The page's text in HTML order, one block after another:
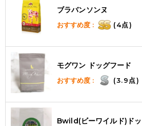
ブラバンソンヌ
おすすめ度 : (4点)
モグワン ドッグフード
おすすめ度 : (3.9点)
Bwild(ビーワイルド)ド